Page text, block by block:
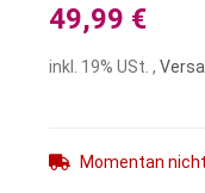
49,99 €
inkl. 19% USt. ,
Momentan